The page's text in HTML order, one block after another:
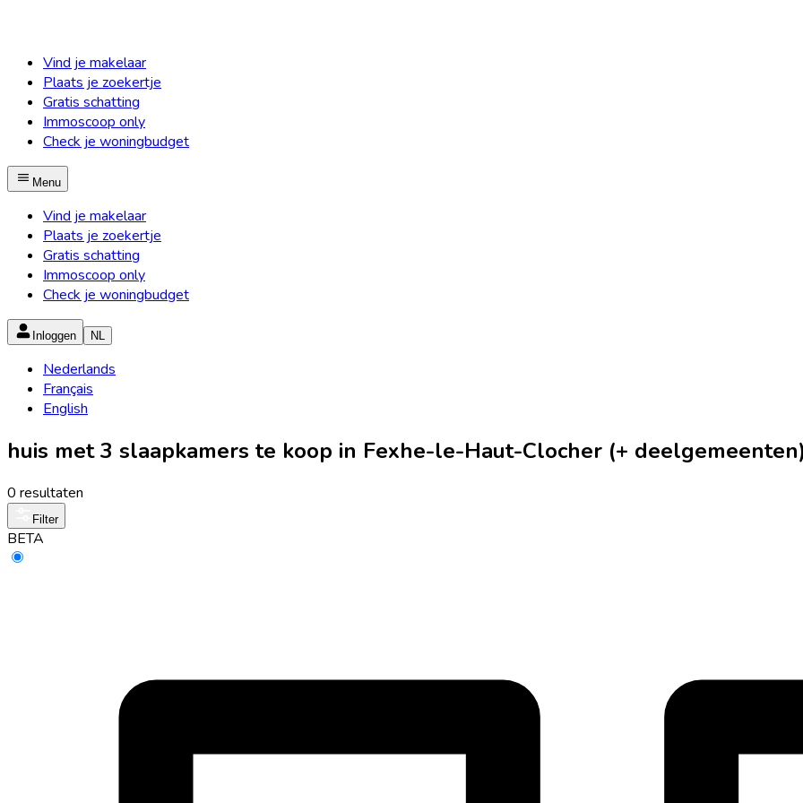
Vind je makelaar
Plaats je zoekertje
Gratis schatting
Immoscoop only
Check je woningbudget
Menu
Vind je makelaar
Plaats je zoekertje
Gratis schatting
Immoscoop only
Check je woningbudget
Inloggen NL
Nederlands
Français
English
huis met 3 slaapkamers te koop in Fexhe-le-Haut-Clocher (+
0 resultaten
Filter
BETA